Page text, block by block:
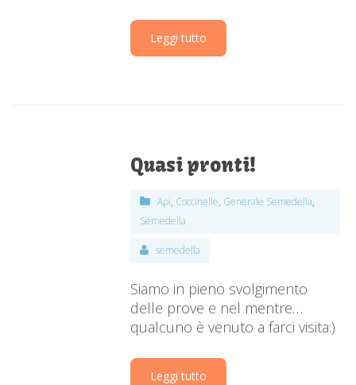
Leggi tutto
Quasi pronti!
Api, Coccinelle, Generale Semedella,
Semedella
semedella
Siamo in pieno svolgimento
delle prove e nel mentre…
qualcuno è venuto a farci visita:)
Leggi tutto